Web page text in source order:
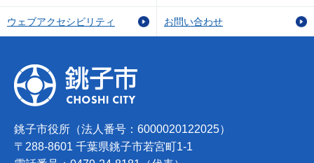
ウェブアクセシビリティ お問い合わせ
銚子市役所（法人番号：6000020122025）
〒288-8601 千葉県銚子市若宮町1-1